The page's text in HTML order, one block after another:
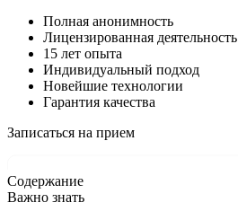
Полная анонимность
Лицензированная деятельность
15 лет опыта
Индивидуальный подход
Новейшие технологии
Гарантия качества
Записаться на прием
Содержание
Важно знать